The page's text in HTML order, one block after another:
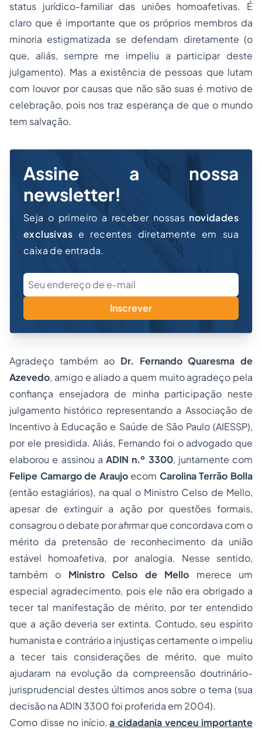
status jurídico-familiar das uniões homoafetivas. É
claro que é importante que os próprios membros da
minoria estigmatizada se defendam diretamente (o
que, aliás, sempre me impeliu a participar deste
julgamento). Mas a existência de pessoas que lutam
com louvor por causas que não são suas é motivo de
celebração, pois nos traz esperança de que o mundo
tem salvação.
Assine a nossa
newsletter!
Seja o primeiro a receber nossas novidades
exclusivas e recentes diretamente em sua
caixa de entrada.
Inscrever
Agradeço também ao Dr. Fernando Quaresma de
Azevedo, amigo e aliado a quem muito agradeço pela
confiança ensejadora de minha participação neste
julgamento histórico representando a Associação de
Incentivo à Educação e Saúde de São Paulo (AIESSP),
por ele presidida. Aliás, Fernando foi o advogado que
elaborou e assinou a ADIN n.º 3300, juntamente com
Felipe Camargo de Araujo ecom Carolina Terrão Bolla
(então estagiários), na qual o Ministro Celso de Mello,
apesar de extinguir a ação por questões formais,
consagrou o debate por afirmar que concordava com o
mérito da pretensão de reconhecimento da união
estável homoafetiva, por analogia. Nesse sentido,
também o Ministro Celso de Mello merece um
especial agradecimento, pois ele não era obrigado a
tecer tal manifestação de mérito, por ter entendido
que a ação deveria ser extinta. Contudo, seu espírito
humanista e contrário a injustiças certamente o impeliu
a tecer tais considerações de mérito, que muito
ajudaram na evolução da compreensão doutrinário-
jurisprudencial destes últimos anos sobre o tema (sua
decisão na ADIN 3300 foi proferida em 2004).
Como disse no início,a cidadania venceu importante